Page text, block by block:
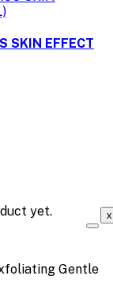
SKIN EFFECT
yet.
x
Gentle